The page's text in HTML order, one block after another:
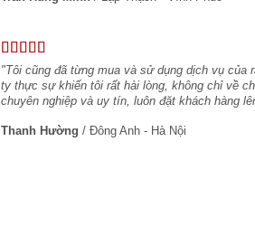
"Tôi cũng đã từng mua và sử dụng dịch vụ của
ty thực sự khiến tôi rất hài lòng, không chỉ về
chuyên nghiệp và uy tín, luôn đặt khách hàng
Thanh Hường / Đông Anh - Hà Nội